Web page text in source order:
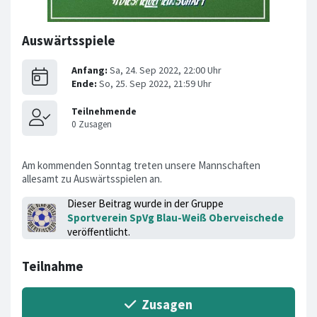
Auswärtsspiele
Am kommenden Sonntag treten unsere Mannschaften
allesamt zu Auswärtsspielen an.
Dieser Beitrag wurde in der Gruppe
Sportverein SpVg Blau-Weiß Oberveischede
veröffentlicht.